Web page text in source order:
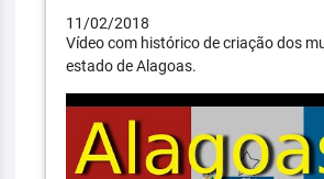
11/02/2018
Vídeo com histórico de criação dos
estado de Alagoas.